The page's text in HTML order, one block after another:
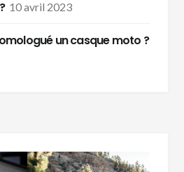
10 avril 2023
un casque moto ?